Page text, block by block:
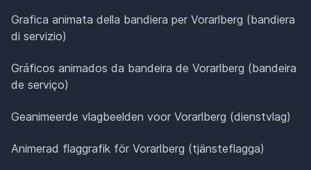
Grafica animata della bandiera per Vorarlberg (bandiera
di servizio)
Gráficos animados da bandeira de Vorarlberg (bandeira
de serviço)
Geanimeerde vlagbeelden voor Vorarlberg (dienstvlag)
Animerad flaggrafik för Vorarlberg (tjänsteflagga)